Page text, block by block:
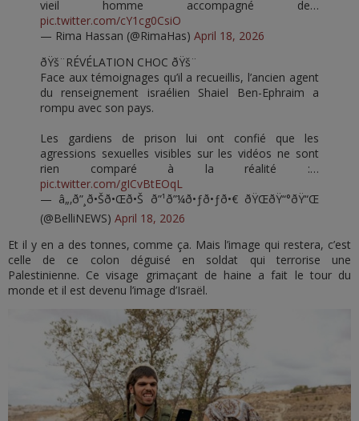
vieil homme accompagné de…
pic.twitter.com/cY1cg0CsiO
— Rima Hassan (@RimaHas) April 18, 2026
ðŸš¨RÉVÉLATION CHOC ðŸš¨
Face aux témoignages qu’il a recueillis, l’ancien agent
du renseignement israélien Shaiel Ben-Ephraim a
rompu avec son pays.
Les gardiens de prison lui ont confié que les
agressions sexuelles visibles sur les vidéos ne sont
rien comparé à la réalité :…
pic.twitter.com/gICvBtEOqL
— â„‚ð”¸ð•Šð•Œð•Š ð”¹ð”¼ð•ƒð•ƒð•€ ðŸŒðŸ“°ðŸ“Œ
(@BelliNEWS) April 18, 2026
Et il y en a des tonnes, comme ça. Mais l’image qui restera, c’est
celle de ce colon déguisé en soldat qui terrorise une
Palestinienne. Ce visage grimaçant de haine a fait le tour du
monde et il est devenu l’image d’Israël.